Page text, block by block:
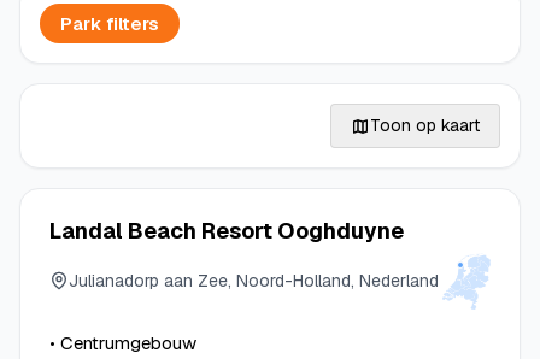
Park filters
Toon op kaart
Landal Beach Resort Ooghduyne
Julianadorp aan Zee, Noord-Holland, Nederland
• Centrumgebouw